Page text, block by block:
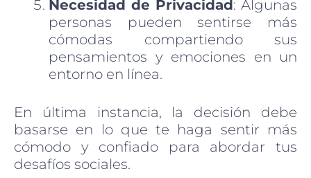
Necesidad de Privacidad: Algunas
personas pueden sentirse más
cómodas compartiendo sus
pensamientos y emociones en un
entorno en línea.
En última instancia, la decisión debe
basarse en lo que te haga sentir más
cómodo y confiado para abordar tus
desafíos sociales.